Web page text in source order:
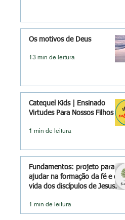
Os motivos de Deus
13 min de leitura
Catequel Kids | Ensinado
Virtudes Para Nossos Filhos
1 min de leitura
Fundamentos: projeto para
ajudar na formação da fé e da
vida dos discípulos de Jesus.
1 min de leitura